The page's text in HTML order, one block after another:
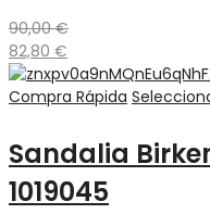
90,00€
82,80 €
Compra Rápida
Sandalia
1019045